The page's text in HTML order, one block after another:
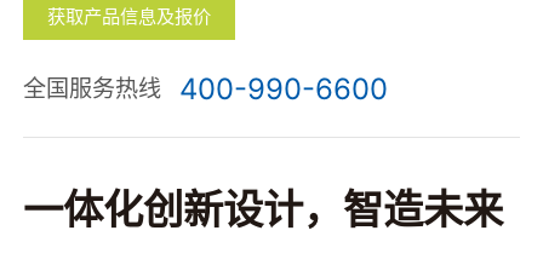
获取产品信息及报价
全国服务热线 400-990-6600
一体化创新设计，智造未来